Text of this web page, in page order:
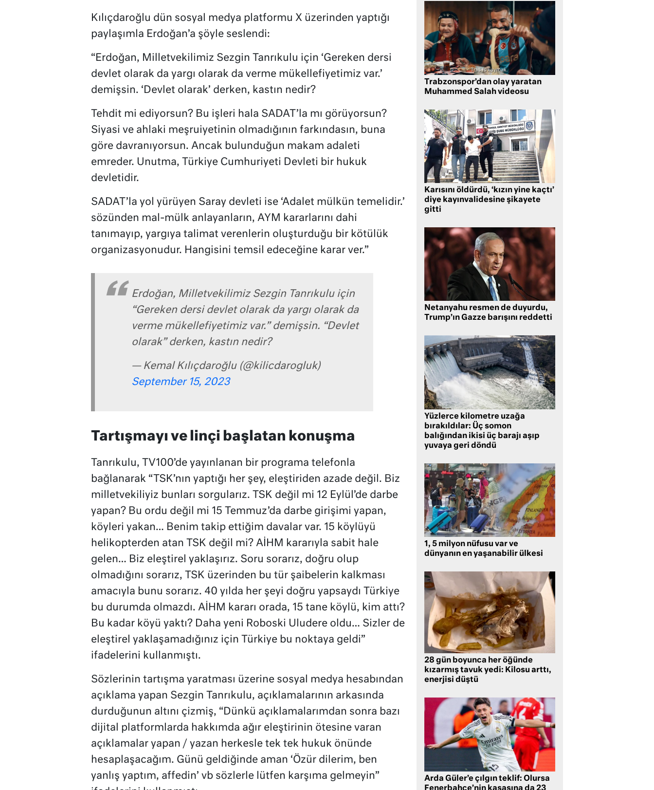
Kılıçdaroğlu dün sosyal medya platformu X üzerinden yaptığı
paylaşımla Erdoğan’a şöyle seslendi:
“Erdoğan, Milletvekilimiz Sezgin Tanrıkulu için ‘Gereken dersi
devlet olarak da yargı olarak da verme mükellefiyetimiz var.’
demişsin. ‘Devlet olarak’ derken, kastın nedir?
Tehdit mi ediyorsun? Bu işleri hala SADAT’la mı görüyorsun?
Siyasi ve ahlaki meşruiyetinin olmadığının farkındasın, buna
göre davranıyorsun. Ancak bulunduğun makam adaleti
emreder. Unutma, Türkiye Cumhuriyeti Devleti bir hukuk
devletidir.
SADAT’la yol yürüyen Saray devleti ise ‘Adalet mülkün temelidir.’
sözünden mal-mülk anlayanların, AYM kararlarını dahi
tanımayıp, yargıya talimat verenlerin oluşturduğu bir kötülük
organizasyonudur. Hangisini temsil edeceğine karar ver.”
Erdoğan, Milletvekilimiz Sezgin Tanrıkulu için
“Gereken dersi devlet olarak da yargı olarak da
verme mükellefiyetimiz var.” demişsin. “Devlet
olarak” derken, kastın nedir?
— Kemal Kılıçdaroğlu (@kilicdarogluk)
September 15, 2023
Tartışmayı ve linçi başlatan konuşma
Tanrıkulu, TV100’de yayınlanan bir programa telefonla
bağlanarak “TSK’nın yaptığı her şey, eleştiriden azade değil. Biz
milletvekiliyiz bunları sorgularız. TSK değil mi 12 Eylül’de darbe
yapan? Bu ordu değil mi 15 Temmuz’da darbe girişimi yapan,
köyleri yakan… Benim takip ettiğim davalar var. 15 köylüyü
helikopterden atan TSK değil mi? AİHM kararıyla sabit hale
gelen… Biz eleştirel yaklaşırız. Soru sorarız, doğru olup
olmadığını sorarız, TSK üzerinden bu tür şaibelerin kalkması
amacıyla bunu sorarız. 40 yılda her şeyi doğru yapsaydı Türkiye
bu durumda olmazdı. AİHM kararı orada, 15 tane köylü, kim attı?
Bu kadar köyü yaktı? Daha yeni Roboski Uludere oldu… Sizler de
eleştirel yaklaşamadığınız için Türkiye bu noktaya geldi”
ifadelerini kullanmıştı.
Sözlerinin tartışma yaratması üzerine sosyal medya hesabından
açıklama yapan Sezgin Tanrıkulu, açıklamalarının arkasında
durduğunun altını çizmiş, “Dünkü açıklamalarımdan sonra bazı
dijital platformlarda hakkımda ağır eleştirinin ötesine varan
açıklamalar yapan / yazan herkesle tek tek hukuk önünde
hesaplaşacağım. Günü geldiğinde aman ‘Özür dilerim, ben
yanlış yaptım, affedin’ vb sözlerle lütfen karşıma gelmeyin”
Trabzonspor’dan olay yaratan
Muhammed Salah videosu
Karısını öldürdü, ‘kızın yine kaçtı’
diye kayınvalidesine şikayete
gitti
Netanyahu resmen de duyurdu,
Trump’ın Gazze barışını reddetti
Yüzlerce kilometre uzağa
bırakıldılar: Üç somon
balığından ikisi üç barajı aşıp
yuvaya geri döndü
1, 5 milyon nüfusu var ve
dünyanın en yaşanabilir ülkesi
28 gün boyunca her öğünde
kızarmış tavuk yedi: Kilosu arttı,
enerjisi düştü
Arda Güler’e çılgın teklif: Olursa
Fenerbahçe’nin kasasına da 23